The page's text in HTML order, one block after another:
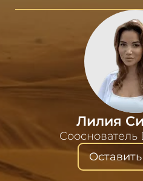
Лилия
Сооснователь